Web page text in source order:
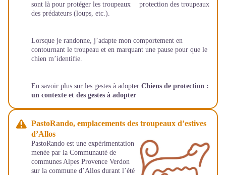
sont là pour protéger les troupeaux
des prédateurs (loups, etc.).
Lorsque je randonne, j’adapte mon comportement en
contournant le troupeau et en marquant une pause pour que le
chien m’identifie.
En savoir plus sur les gestes à adopter Chiens de protection :
un contexte et des gestes à adopter
PastoRando, emplacements des troupeaux d’estives
d’Allos
PastoRando est une expérimentation
menée par la Communauté de
communes Alpes Provence Verdon
sur la commune d’Allos durant l’été